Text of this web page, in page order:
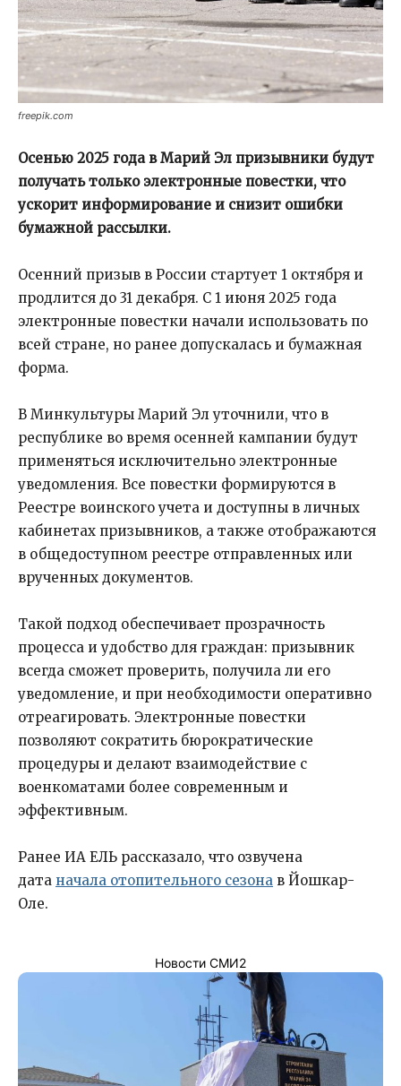
freepik.com
Осенью 2025 года в Марий Эл призывники будут
получать только электронные повестки, что
ускорит информирование и снизит ошибки
бумажной рассылки.
Осенний призыв в России стартует 1 октября и
продлится до 31 декабря. С 1 июня 2025 года
электронные повестки начали использовать по
всей стране, но ранее допускалась и бумажная
форма.
В Минкультуры Марий Эл уточнили, что в
республике во время осенней кампании будут
применяться исключительно электронные
уведомления. Все повестки формируются в
Реестре воинского учета и доступны в личных
кабинетах призывников, а также отображаются
в общедоступном реестре отправленных или
врученных документов.
Такой подход обеспечивает прозрачность
процесса и удобство для граждан: призывник
всегда сможет проверить, получила ли его
уведомление, и при необходимости оперативно
отреагировать. Электронные повестки
позволяют сократить бюрократические
процедуры и делают взаимодействие с
военкоматами более современным и
эффективным.
Ранее ИА ЕЛЬ рассказало, что озвучена
дата начала отопительного сезона в Йошкар-
Оле.
Новости СМИ2